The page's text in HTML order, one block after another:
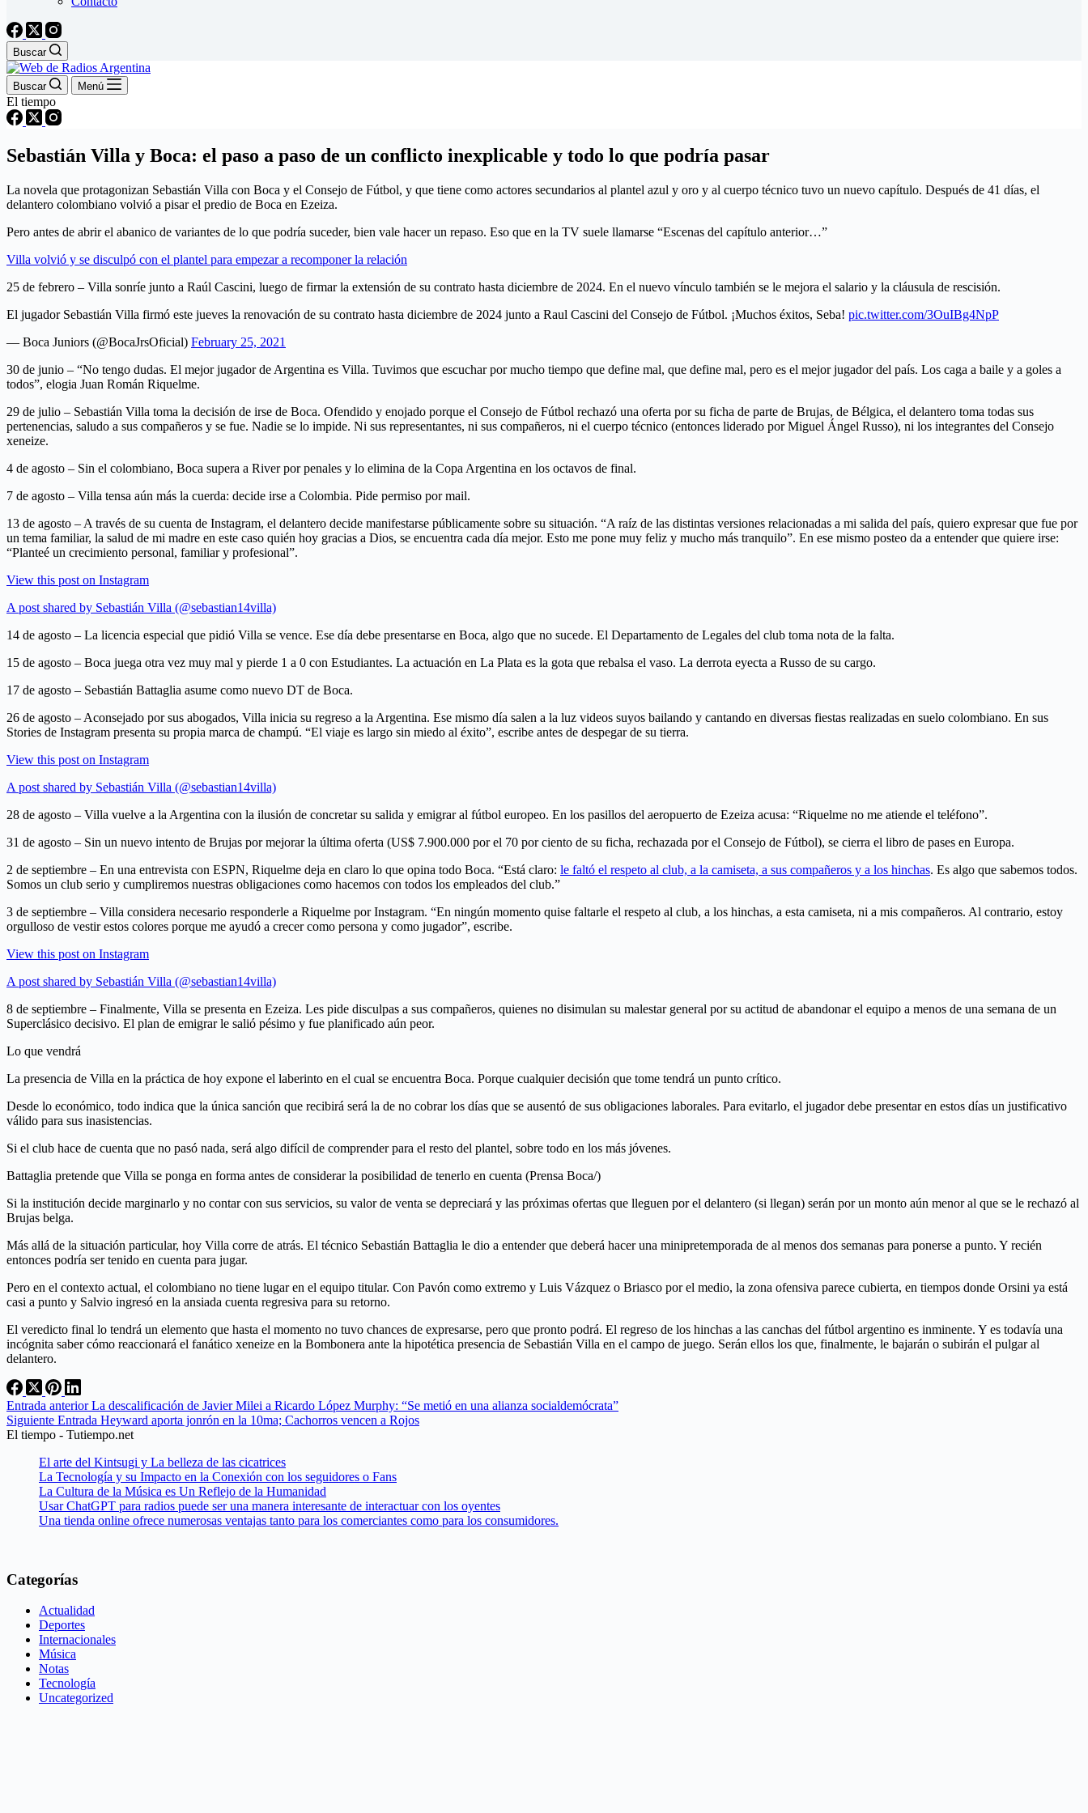
Buscar
Buscar Menú
El tiempo
Sebastián Villa y Boca: el paso a paso de un conflicto inexplicable y todo lo que podría pasar
La novela que protagonizan Sebastián Villa con Boca y el Consejo de Fútbol, y que tiene como actores secundarios al plantel azul y oro y al cuerpo técnico tuvo un nuevo capítulo. Después de 41 días, el
delantero colombiano volvió a pisar el predio de Boca en Ezeiza.
Pero antes de abrir el abanico de variantes de lo que podría suceder, bien vale hacer un repaso. Eso que en la TV suele llamarse “Escenas del capítulo anterior…”
Villa volvió y se disculpó con el plantel para empezar a recomponer la relación
25 de febrero – Villa sonríe junto a Raúl Cascini, luego de firmar la extensión de su contrato hasta diciembre de 2024. En el nuevo vínculo también se le mejora el salario y la cláusula de rescisión.
El jugador Sebastián Villa firmó este jueves la renovación de su contrato hasta diciembre de 2024 junto a Raul Cascini del Consejo de Fútbol. ¡Muchos éxitos, Seba! pic.twitter.com/3OuIBg4NpP
— Boca Juniors (@BocaJrsOficial) February 25, 2021
30 de junio – “No tengo dudas. El mejor jugador de Argentina es Villa. Tuvimos que escuchar por mucho tiempo que define mal, que define mal, pero es el mejor jugador del país. Los caga a baile y a goles a
todos”, elogia Juan Román Riquelme.
29 de julio – Sebastián Villa toma la decisión de irse de Boca. Ofendido y enojado porque el Consejo de Fútbol rechazó una oferta por su ficha de parte de Brujas, de Bélgica, el delantero toma todas sus
pertenencias, saludo a sus compañeros y se fue. Nadie se lo impide. Ni sus representantes, ni sus compañeros, ni el cuerpo técnico (entonces liderado por Miguel Ángel Russo), ni los integrantes del Consejo
xeneize.
4 de agosto – Sin el colombiano, Boca supera a River por penales y lo elimina de la Copa Argentina en los octavos de final.
7 de agosto – Villa tensa aún más la cuerda: decide irse a Colombia. Pide permiso por mail.
13 de agosto – A través de su cuenta de Instagram, el delantero decide manifestarse públicamente sobre su situación. “A raíz de las distintas versiones relacionadas a mi salida del país, quiero expresar que fue por
un tema familiar, la salud de mi madre en este caso quién hoy gracias a Dios, se encuentra cada día mejor. Esto me pone muy feliz y mucho más tranquilo”. En ese mismo posteo da a entender que quiere irse:
“Planteé un crecimiento personal, familiar y profesional”.
View this post on Instagram
A post shared by Sebastián Villa (@sebastian14villa)
14 de agosto – La licencia especial que pidió Villa se vence. Ese día debe presentarse en Boca, algo que no sucede. El Departamento de Legales del club toma nota de la falta.
15 de agosto – Boca juega otra vez muy mal y pierde 1 a 0 con Estudiantes. La actuación en La Plata es la gota que rebalsa el vaso. La derrota eyecta a Russo de su cargo.
17 de agosto – Sebastián Battaglia asume como nuevo DT de Boca.
26 de agosto – Aconsejado por sus abogados, Villa inicia su regreso a la Argentina. Ese mismo día salen a la luz videos suyos bailando y cantando en diversas fiestas realizadas en suelo colombiano. En sus
Stories de Instagram presenta su propia marca de champú. “El viaje es largo sin miedo al éxito”, escribe antes de despegar de su tierra.
View this post on Instagram
A post shared by Sebastián Villa (@sebastian14villa)
28 de agosto – Villa vuelve a la Argentina con la ilusión de concretar su salida y emigrar al fútbol europeo. En los pasillos del aeropuerto de Ezeiza acusa: “Riquelme no me atiende el teléfono”.
31 de agosto – Sin un nuevo intento de Brujas por mejorar la última oferta (US$ 7.900.000 por el 70 por ciento de su ficha, rechazada por el Consejo de Fútbol), se cierra el libro de pases en Europa.
2 de septiembre – En una entrevista con ESPN, Riquelme deja en claro lo que opina todo Boca. “Está claro: le faltó el respeto al club, a la camiseta, a sus compañeros y a los hinchas. Es algo que sabemos todos.
Somos un club serio y cumpliremos nuestras obligaciones como hacemos con todos los empleados del club.”
3 de septiembre – Villa considera necesario responderle a Riquelme por Instagram. “En ningún momento quise faltarle el respeto al club, a los hinchas, a esta camiseta, ni a mis compañeros. Al contrario, estoy
orgulloso de vestir estos colores porque me ayudó a crecer como persona y como jugador”, escribe.
View this post on Instagram
A post shared by Sebastián Villa (@sebastian14villa)
8 de septiembre – Finalmente, Villa se presenta en Ezeiza. Les pide disculpas a sus compañeros, quienes no disimulan su malestar general por su actitud de abandonar el equipo a menos de una semana de un
Superclásico decisivo. El plan de emigrar le salió pésimo y fue planificado aún peor.
Lo que vendrá
La presencia de Villa en la práctica de hoy expone el laberinto en el cual se encuentra Boca. Porque cualquier decisión que tome tendrá un punto crítico.
Desde lo económico, todo indica que la única sanción que recibirá será la de no cobrar los días que se ausentó de sus obligaciones laborales. Para evitarlo, el jugador debe presentar en estos días un justificativo
válido para sus inasistencias.
Si el club hace de cuenta que no pasó nada, será algo difícil de comprender para el resto del plantel, sobre todo en los más jóvenes.
Battaglia pretende que Villa se ponga en forma antes de considerar la posibilidad de tenerlo en cuenta (Prensa Boca/)
Si la institución decide marginarlo y no contar con sus servicios, su valor de venta se depreciará y las próximas ofertas que lleguen por el delantero (si llegan) serán por un monto aún menor al que se le rechazó al
Brujas belga.
Más allá de la situación particular, hoy Villa corre de atrás. El técnico Sebastián Battaglia le dio a entender que deberá hacer una minipretemporada de al menos dos semanas para ponerse a punto. Y recién
entonces podría ser tenido en cuenta para jugar.
Pero en el contexto actual, el colombiano no tiene lugar en el equipo titular. Con Pavón como extremo y Luis Vázquez o Briasco por el medio, la zona ofensiva parece cubierta, en tiempos donde Orsini ya está
casi a punto y Salvio ingresó en la ansiada cuenta regresiva para su retorno.
El veredicto final lo tendrá un elemento que hasta el momento no tuvo chances de expresarse, pero que pronto podrá. El regreso de los hinchas a las canchas del fútbol argentino es inminente. Y es todavía una
incógnita saber cómo reaccionará el fanático xeneize en la Bombonera ante la hipotética presencia de Sebastián Villa en el campo de juego. Serán ellos los que, finalmente, le bajarán o subirán el pulgar al
delantero.
Entrada anteriorLa descalificación de Javier Milei a Ricardo López Murphy: “Se metió en una alianza socialdemócrata”
Siguiente Entrada Heyward aporta jonrón en la 10ma; Cachorros vencen a Rojos
El tiempo - Tutiempo.net
El arte del Kintsugi y La belleza de las cicatrices
La Tecnología y su Impacto en la Conexión con los seguidores o Fans
La Cultura de la Música es Un Reflejo de la Humanidad
Usar ChatGPT para radios puede ser una manera interesante de interactuar con los oyentes
Una tienda online ofrece numerosas ventajas tanto para los comerciantes como para los consumidores.
Categorías
Actualidad
Deportes
Internacionales
Música
Notas
Tecnología
Uncategorized